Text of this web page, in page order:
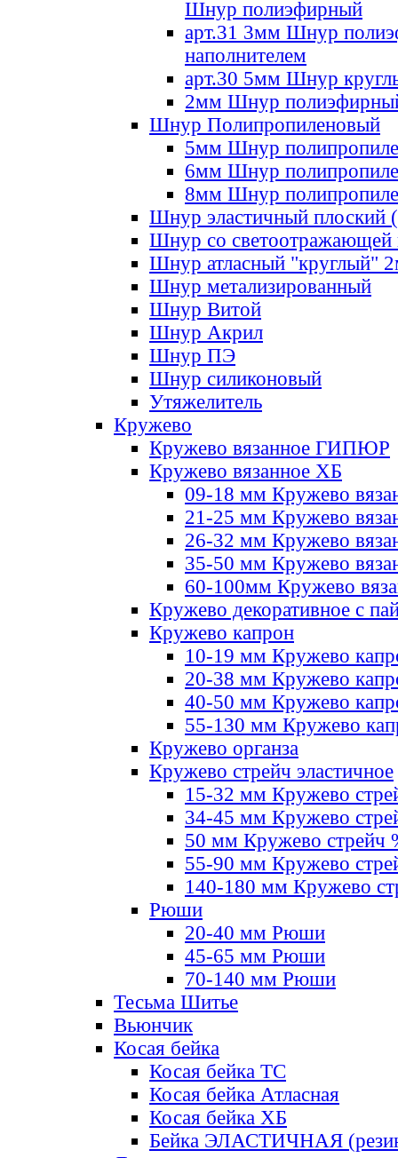
Шнур полиэфирный
арт.31 3мм Шнур
наполнителем
арт.30 5мм Шнур
2мм Шнур
Шнур Полипропиленовый
5мм Шнур
6мм Шнур
8мм Шнур
Шнур эластичный плоский
Шнур со светоотражающей
Шнур атласный "круглый"
Шнур метализированный
Шнур Витой
Шнур Акрил
Шнур ПЭ
Шнур силиконовый
Утяжелитель
Кружево
Кружево вязанное ГИПЮР
Кружево вязанное ХБ
09-18 мм Кружево
21-25 мм Кружево
26-32 мм Кружево
35-50 мм Кружево
60-100мм Кружево
Кружево декоративное с
Кружево капрон
10-19 мм Кружево
20-38 мм Кружево
40-50 мм Кружево
55-130 мм Кружево
Кружево органза
Кружево стрейч эластичное
15-32 мм Кружево
34-45 мм Кружево
50 мм Кружево стрейч
55-90 мм Кружево
140-180 мм Кружево
Рюши
20-40 мм Рюши
45-65 мм Рюши
70-140 мм Рюши
Тесьма Шитье
Вьюнчик
Косая бейка
Косая бейка ТС
Косая бейка Атласная
Косая бейка ХБ
Бейка ЭЛАСТИЧНАЯ